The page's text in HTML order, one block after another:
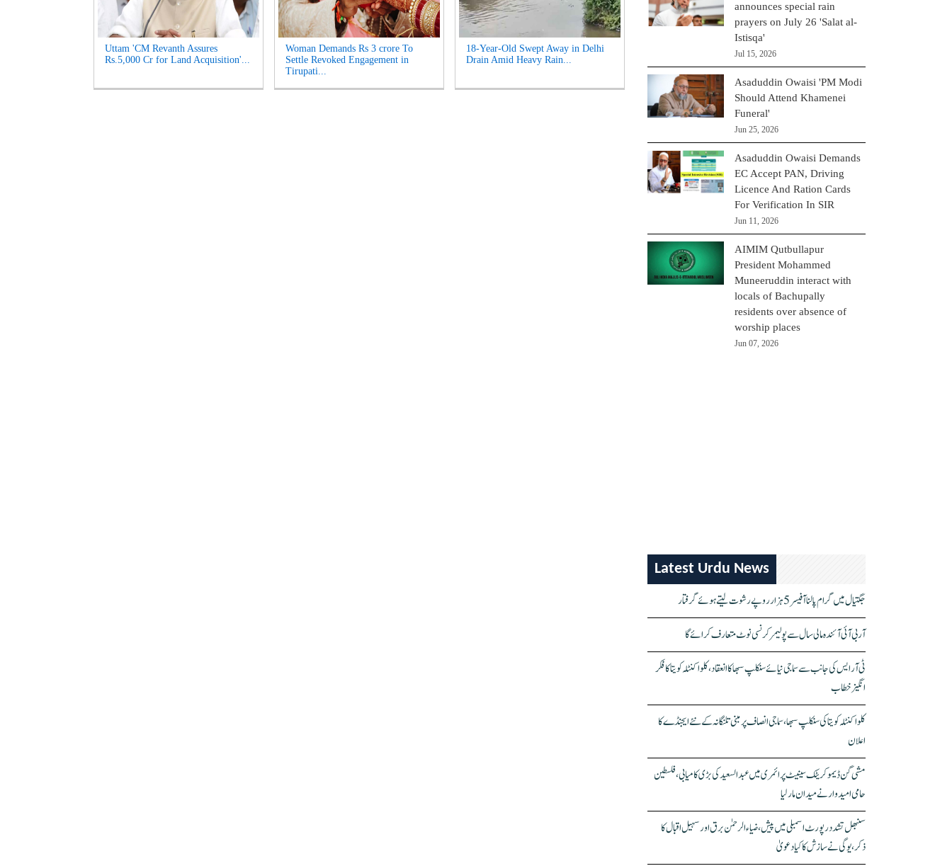
Uttam 'CM Revanth Assures
Rs.5,000 Cr for Land Acquisition'...
Woman Demands Rs 3 crore To
Settle Revoked Engagement in
Tirupati...
18-Year-Old Swept Away in Delhi
Drain Amid Heavy Rain...
announces special rain
prayers on July 26 'Salat al-
Istisqa'
Jul 15, 2026
Asaduddin Owaisi 'PM Modi
Should Attend Khamenei
Funeral'
Jun 25, 2026
Asaduddin Owaisi Demands
EC Accept PAN, Driving
Licence And Ration Cards
For Verification In SIR
Jun 11, 2026
AIMIM Qutbullapur
President Mohammed
Muneeruddin interact with
locals of Bachupally
residents over absence of
worship places
Jun 07, 2026
Latest Urdu News
جگتیال میں گرام پالنا آفیسر 5 ہزار روپے رشوت لیتے ہوئے گرفتار
آر بی آئی آئندہ مالی سال سے پولیمر کرنسی نوٹ متعارف کرائے گا
ٹی آر ایس کی جانب سے سماجی نیائے سنکلپ سبھا کا انعقاد، کلواکنٹلہ کویتا کا فکر
انگیز خطاب
کلواکنٹلہ کویتا کی سنکلپ سبھا، سماجی انصاف پر مبنی تلنگانہ کے نئے ایجنڈے کا
اعلان
مشی گن ڈیموکریٹک سینیٹ پرائمری میں عبدالسعید کی بڑی کامیابی، فلسطین
حامی امیدوار نے میدان مار لیا
سنبھل تشدد رپورٹ اسمبلی میں پیش، ضیاء الرحمٰن برق اور سہیل اقبال کا
ذکر، یوگی نے سازش کا کیا دعویٰ